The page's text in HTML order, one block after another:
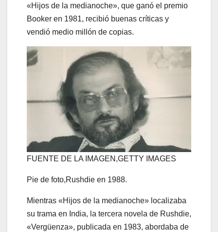
«Hijos de la medianoche», que ganó el premio
Booker en 1981, recibió buenas críticas y
vendió medio millón de copias.
FUENTE DE LA IMAGEN,GETTY IMAGES
Pie de foto,Rushdie en 1988.
Mientras «Hijos de la medianoche» localizaba
su trama en India, la tercera novela de Rushdie,
«Vergüenza», publicada en 1983, abordaba de